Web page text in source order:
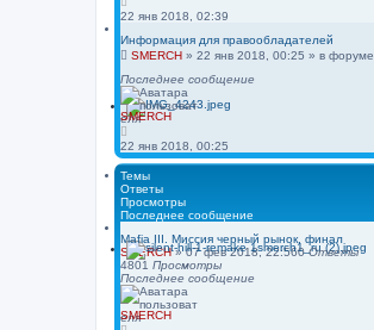
к
22 янв 2018, 02:39
Информация для правообладателей
SMERCH » 22 янв 2018, 00:25 » в форуме
Последнее сообщение
SMERCH
22 янв 2018, 00:25
Темы
Ответы
Просмотры
Последнее сообщение
Mafia III. Миссия черный рынок, финал
SMERCH»07 фев 2018, 22:560Ответы
4801 Просмотры
Последнее сообщение
SMERCH